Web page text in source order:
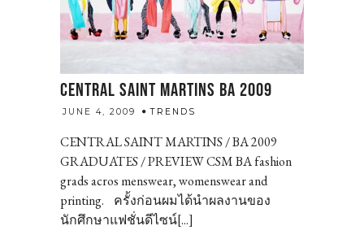
CENTRAL SAINT MARTINS BA 2009
JUNE 4, 2009 TRENDS
CENTRAL SAINT MARTINS / BA 2009
GRADUATES / PREVIEW CSM BA fashion
grads acros menswear, womenswear and
printing. ครั้งก่อนผมได้นำผลงานของ
นักศึกษาแฟชั่นดีไซน์[...]